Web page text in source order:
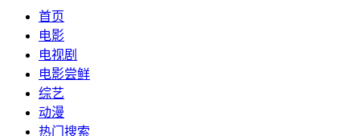
首页
电影
电视剧
电影尝鲜
综艺
动漫
热门搜索